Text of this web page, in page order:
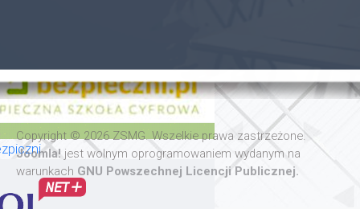
Copyright © 2026 ZSMG. Wszelkie prawa zastrzeżone.
Joomla! jest wolnym oprogramowaniem wydanym na
warunkach GNU Powszechnej Licencji Publicznej.